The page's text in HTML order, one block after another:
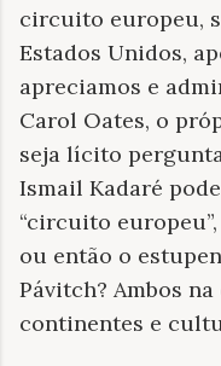
circuito europeu,
Estados Unidos,
apreciamos e
Carol Oates, o
seja lícito
Ismail Kadaré
“circuito
ou então o
Pávitch? Ambos
continentes e